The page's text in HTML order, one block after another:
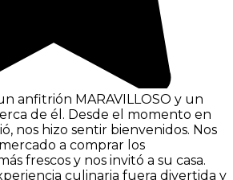
anfitrión MARAVILLOSO y un
de él. Desde el momento en
nos hizo sentir bienvenidos. Nos
a comprar los
frescos y nos invitó a su casa.
culinaria fuera divertida y